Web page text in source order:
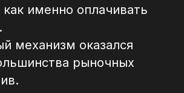
именно оплачивать
механизм оказался
рыночных